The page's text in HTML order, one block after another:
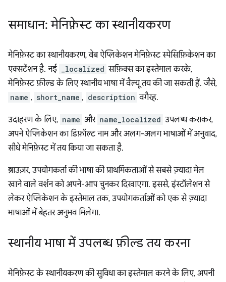
समाधान: मेनिफ़ेस्ट का स्थानीयकरण
मेनिफ़ेस्ट का स्थानीयकरण, वेब ऐप्लिकेशन मेनिफ़ेस्ट स्पेसिफ़िकेशन का
एक्सटेंशन है. नई
_localized सफ़िक्स का इस्तेमाल करके,
मेनिफ़ेस्ट फ़ील्ड के लिए स्थानीय भाषा में वैल्यू तय की जा सकती हैं. जैसे,
name , short_name , description वगैरह.
उदाहरण के लिए, name और name_localized उपलब्ध कराकर,
अपने ऐप्लिकेशन का डिफ़ॉल्ट नाम और अलग-अलग भाषाओं में अनुवाद,
सीधे मेनिफ़ेस्ट में तय किया जा सकता है.
ब्राउज़र, उपयोगकर्ता की भाषा की प्राथमिकताओं से सबसे ज़्यादा मेल
खाने वाले वर्शन को अपने-आप चुनकर दिखाएगा. इससे, इंस्टॉलेशन से
लेकर ऐप्लिकेशन के इस्तेमाल तक, उपयोगकर्ताओं को एक से ज़्यादा
भाषाओं में बेहतर अनुभव मिलेगा.
स्थानीय भाषा में उपलब्ध फ़ील्ड तय करना
मेनिफ़ेस्ट के स्थानीयकरण की सुविधा का इस्तेमाल करने के लिए, अपनी